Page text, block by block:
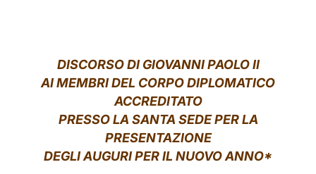
中文
DISCORSO DI GIOVANNI PAOLO II
AI MEMBRI DEL CORPO DIPLOMATICO
ACCREDITATO
PRESSO LA SANTA SEDE PER LA
PRESENTAZIONE
DEGLI AUGURI PER IL NUOVO ANNO*